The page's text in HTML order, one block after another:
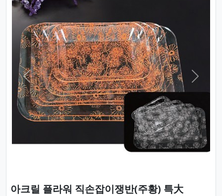
Previous Next
아크릴 플라워 직손잡이쟁반(주황) 특大요약정